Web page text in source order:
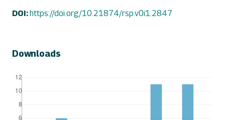
DOI:https://doi.org/10.21874/rsp.v0i1.2847
Downloads